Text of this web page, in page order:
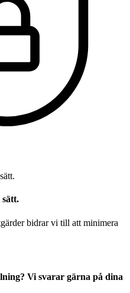
bidrar vi till att minimera
Vi svarar gärna på dina